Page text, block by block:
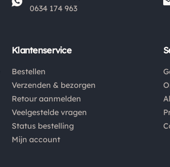
0634 174 963
Klantenservice
Bestellen
Verzenden & bezorgen
Retour aanmelden
Veelgestelde vragen
Status bestelling
Mijn account